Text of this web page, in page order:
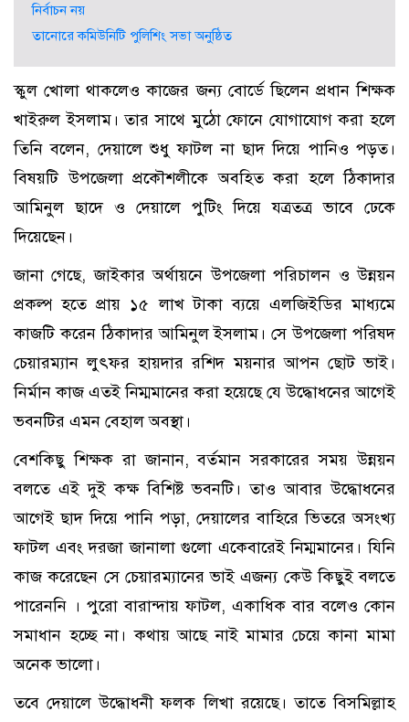
নির্বাচন নয়
তানোরে কমিউনিটি পুলিশিং সভা অনুষ্ঠিত
স্কুল খোলা থাকলেও কাজের জন্য বোর্ডে ছিলেন প্রধান শিক্ষক
খাইরুল ইসলাম। তার সাথে মুঠো ফোনে যোগাযোগ করা হলে
তিনি বলেন, দেয়ালে শুধু ফাটল না ছাদ দিয়ে পানিও পড়ত।
বিষয়টি উপজেলা প্রকৌশলীকে অবহিত করা হলে ঠিকাদার
আমিনুল ছাদে ও দেয়ালে পুটিং দিয়ে যত্রতত্র ভাবে ঢেকে
দিয়েছেন।
জানা গেছে, জাইকার অর্থায়নে উপজেলা পরিচালন ও উন্নয়ন
প্রকল্প হতে প্রায় ১৫ লাখ টাকা ব্যয়ে এলজিইডির মাধ্যমে
কাজটি করেন ঠিকাদার আমিনুল ইসলাম। সে উপজেলা পরিষদ
চেয়ারম্যান লুৎফর হায়দার রশিদ ময়নার আপন ছোট ভাই।
নির্মান কাজ এতই নিম্মমানের করা হয়েছে যে উদ্ধোধনের আগেই
ভবনটির এমন বেহাল অবস্থা।
বেশকিছু শিক্ষক রা জানান, বর্তমান সরকারের সময় উন্নয়ন
বলতে এই দুই কক্ষ বিশিষ্ট ভবনটি। তাও আবার উদ্ধোধনের
আগেই ছাদ দিয়ে পানি পড়া, দেয়ালের বাহিরে ভিতরে অসংখ্য
ফাটল এবং দরজা জানালা গুলো একেবারেই নিম্মমানের। যিনি
কাজ করেছেন সে চেয়ারম্যানের ভাই এজন্য কেউ কিছুই বলতে
পারেননি । পুরো বারান্দায় ফাটল, একাধিক বার বলেও কোন
সমাধান হচ্ছে না। কথায় আছে নাই মামার চেয়ে কানা মামা
অনেক ভালো।
তবে দেয়ালে উদ্ধোধনী ফলক লিখা রয়েছে। তাতে বিসমিল্লাহ